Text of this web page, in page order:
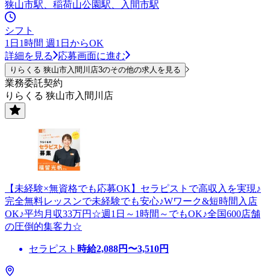
狭山市駅、稲荷山公園駅、入間市駅
シフト
1日1時間 週1日からOK
詳細を見る
応募画面に進む
りらくる 狭山市入間川店3のその他の求人を見る
業務委託契約
りらくる 狭山市入間川店
【未経験×無資格でも応募OK】セラピストで高収入を実現♪
完全無料レッスンで未経験でも安心♪Wワーク&短時間入店
OK♪平均月収33万円☆週1日～1時間～でもOK♪全国600店舗
の圧倒的集客力☆
セラピスト 時給2,088円〜3,510円